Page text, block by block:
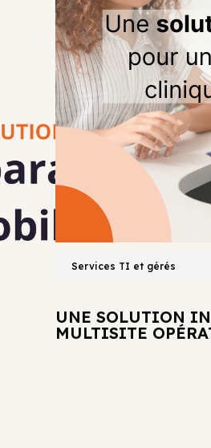
CABINET DE
Services TI et gérés
UNE SOLUTION
MULTISITE